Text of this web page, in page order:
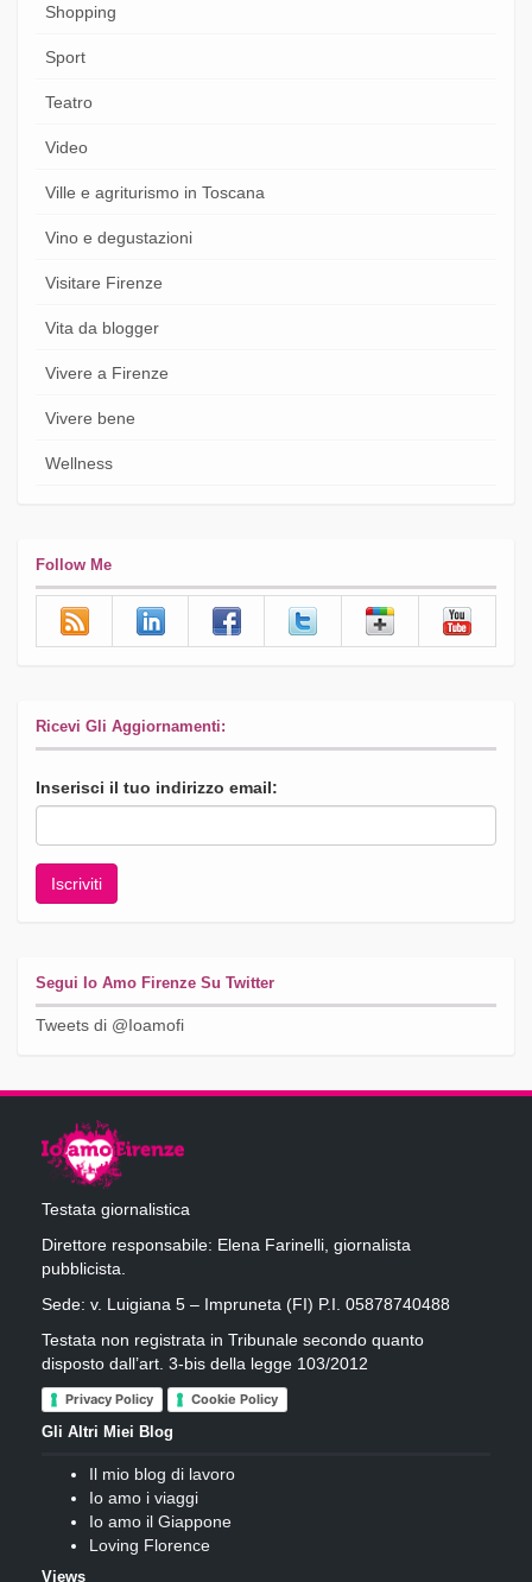
Shopping
Sport
Teatro
Video
Ville e agriturismo in Toscana
Vino e degustazioni
Visitare Firenze
Vita da blogger
Vivere a Firenze
Vivere bene
Wellness
Follow Me
Ricevi Gli Aggiornamenti:
Inserisci il tuo indirizzo email:
Segui Io Amo Firenze Su Twitter
Tweets di @Ioamofi
Testata giornalistica
Direttore responsabile: Elena Farinelli, giornalista
pubblicista.
Sede: v. Luigiana 5 – Impruneta (FI) P.I. 05878740488
Testata non registrata in Tribunale secondo quanto
disposto dall’art. 3-bis della legge 103/2012
Privacy Policy Cookie Policy
Gli Altri Miei Blog
Il mio blog di lavoro
Io amo i viaggi
Io amo il Giappone
Loving Florence
Views